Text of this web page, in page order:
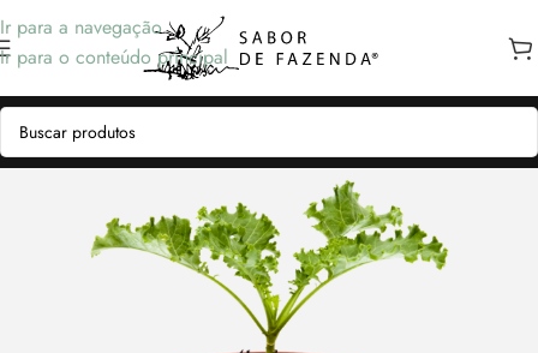
Ir para a navegação
Ir para o conteúdo principal